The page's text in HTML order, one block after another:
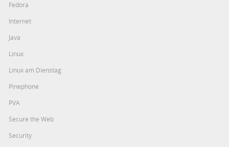
Fedora
Internet
Java
Linux
Linux am Dienstag
Pinephone
PVA
Secure the Web
Security